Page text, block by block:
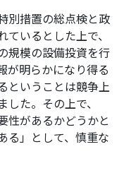
別措置の総点検と政
いるとした上で、
規模の設備投資を行
が明らかになり得る
ということは競争上
た。その上で、
性があるかどうかと
る」として、慎重な